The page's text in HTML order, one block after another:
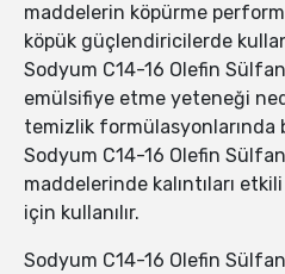
maddelerin köpürme
köpük güçlendiricilerde
Sodyum C14-16 Olefin
emülsifiye etme yeteneği
temizlik formülasyonlarında
Sodyum C14-16 Olefin
maddelerinde kalıntıları
için kullanılır.
Sodyum C14-16 Olefin